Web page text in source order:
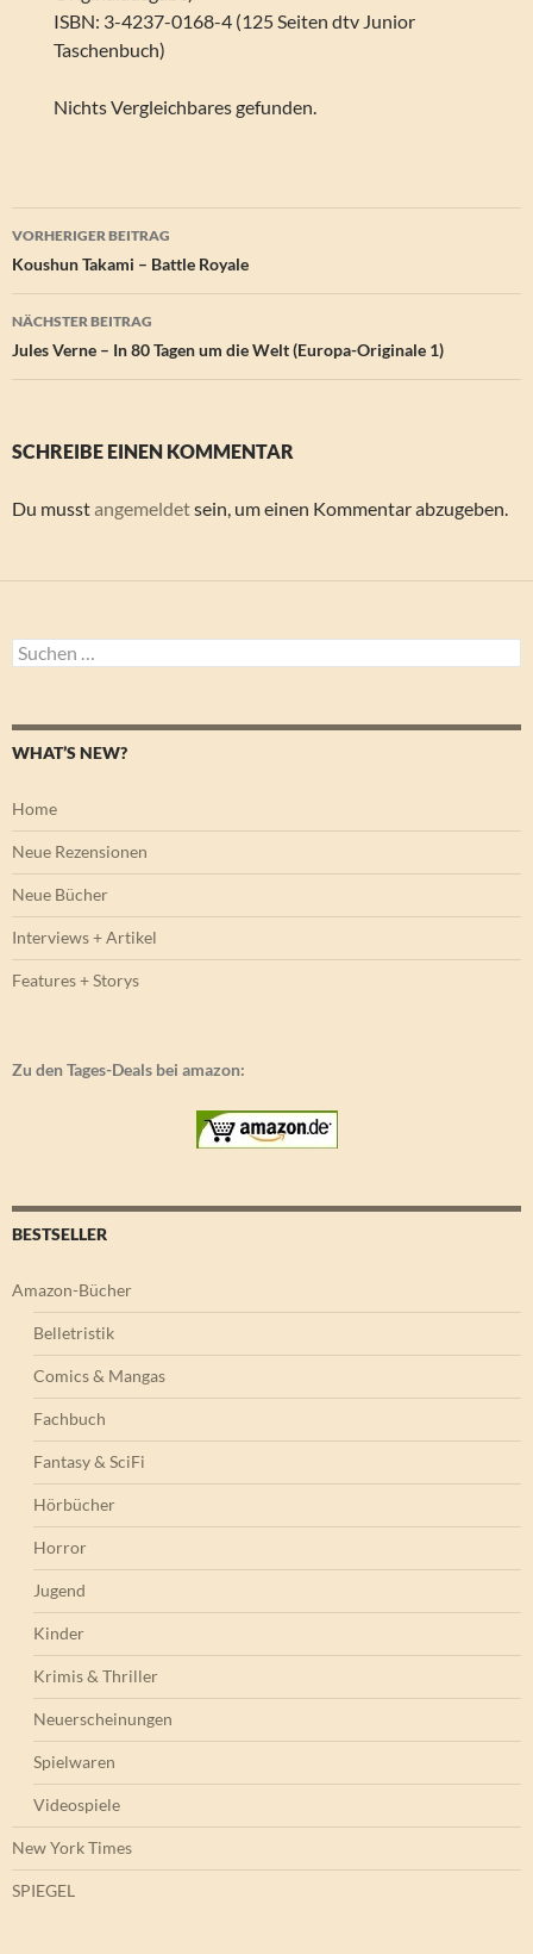
ISBN: 3-4237-0168-4 (125 Seiten dtv Junior
Taschenbuch)
Nichts Vergleichbares gefunden.
Beitragsnavigation
VORHERIGER BEITRAG
Koushun Takami – Battle Royale
NÄCHSTER BEITRAG
Jules Verne – In 80 Tagen um die Welt (Europa-Originale 1)
SCHREIBE EINEN KOMMENTAR
Du musstangemeldetsein, um einen Kommentar abzugeben.
Suchen
nach:
WHAT’S NEW?
Home
Neue Rezensionen
Neue Bücher
Interviews + Artikel
Features + Storys
Zu den Tages-Deals bei amazon:
BESTSELLER
Amazon-Bücher
Belletristik
Comics & Mangas
Fachbuch
Fantasy & SciFi
Hörbücher
Horror
Jugend
Kinder
Krimis & Thriller
Neuerscheinungen
Spielwaren
Videospiele
New York Times
SPIEGEL